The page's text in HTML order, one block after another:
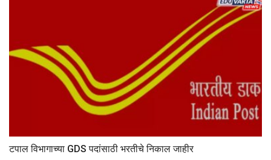
टपाल विभागाच्या GDS पदांसाठी भरतीचे निकाल जाहीर